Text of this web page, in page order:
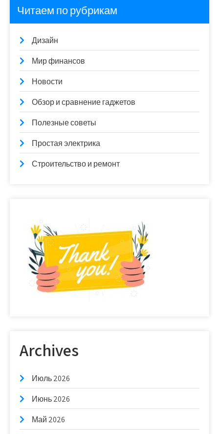
Читаем по рубрикам
Дизайн
Мир финансов
Новости
Обзор и сравнение гаджетов
Полезные советы
Простая электрика
Строительство и ремонт
Archives
Июль 2026
Июнь 2026
Май 2026